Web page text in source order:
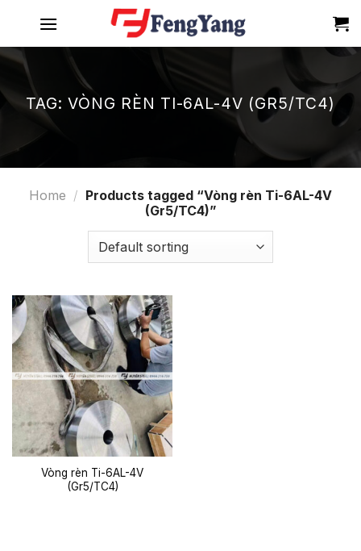
content
TAG: VÒNG RÈN TI-6AL-4V (GR5/TC4)
Home / Products tagged “Vòng rèn Ti-6AL-4V
(Gr5/TC4)”
Vòng rèn Ti-6AL-4V
(Gr5/TC4)